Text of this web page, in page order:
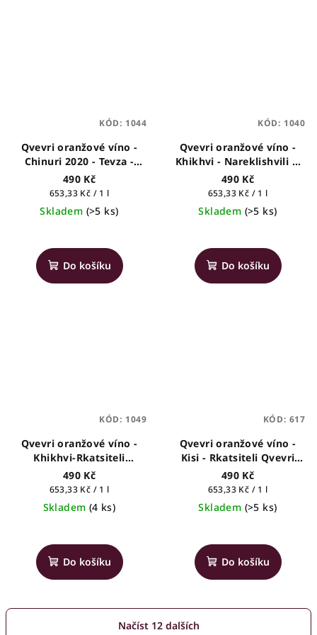
Qvevri oranžové víno -
Chinuri 2020 - Tevza -
gruzínské víno, 0,75l
490 Kč
Měrná
cena:
653,33 Kč / 1 l
Skladem (>5 ks)
hodnocení
produktu
Do košíku
KÓD: 1044
Qvevri oranžové víno -
Khikhvi - Nareklishvili &
Son's - gruzínské víno,
0,75l
490 Kč
Měrná
cena:
653,33 Kč / 1 l
Skladem (>5 ks)
Do košíku
KÓD: 1040
Qvevri oranžové víno -
Khikhvi-Rkatsiteli
(Mrchobli) 2019 -
Utskinari - gruzínské
víno, 0,75l
490 Kč
Měrná
cena:
653,33 Kč / 1 l
Skladem (4 ks)
Do košíku
KÓD: 1049
Qvevri oranžové víno -
Kisi - Rkatsiteli Qvevri
2022 - Iora
490 Kč
Měrná
cena:
653,33 Kč / 1 l
Skladem (>5 ks)
Do košíku
KÓD: 617
Načíst 12 dalších